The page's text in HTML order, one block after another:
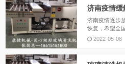
各种玻璃清...
济南疫情逐步
恢复，希望全
户，能够相信
2022-05-08